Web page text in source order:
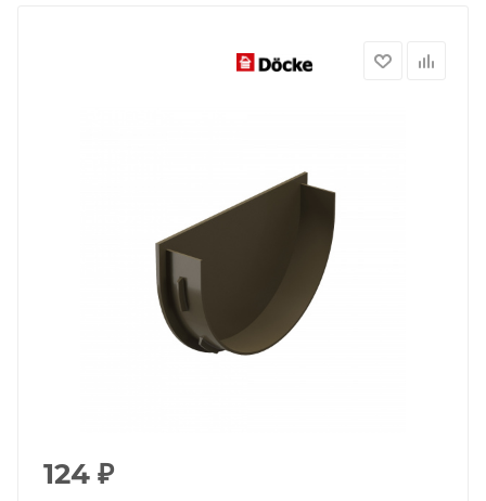
124 ₽